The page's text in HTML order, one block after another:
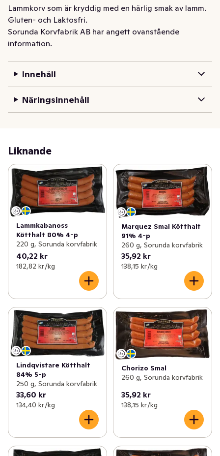
Lammkorv som är kryddig med en härlig smak av lamm.
Gluten- och Laktosfri.
Sorunda Korvfabrik AB har angett ovanstående
information.
Innehåll
Näringsinnehåll
Liknande
Lammkabanoss
Kötthalt 80% 4-p
220 g, Sorunda korvfabrik
40,22 kr
182,82 kr /kg
Marquez Smal Kötthalt
91% 4-p
260 g, Sorunda korvfabrik
35,92 kr
138,15 kr /kg
Lindqvistare Kötthalt
84% 5-p
250 g, Sorunda korvfabrik
33,60 kr
134,40 kr /kg
Chorizo Smal
260 g, Sorunda korvfabrik
35,92 kr
138,15 kr /kg